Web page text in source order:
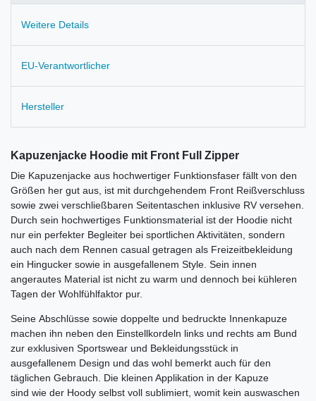
Weitere Details
EU-Verantwortlicher
Hersteller
Kapuzenjacke Hoodie mit Front Full Zipper
Die Kapuzenjacke aus hochwertiger Funktionsfaser fällt von den
Größen her gut aus, ist mit durchgehendem Front Reißverschluss
sowie zwei verschließbaren Seitentaschen inklusive RV versehen.
Durch sein hochwertiges Funktionsmaterial ist der Hoodie nicht
nur ein perfekter Begleiter bei sportlichen Aktivitäten, sondern
auch nach dem Rennen casual getragen als Freizeitbekleidung
ein Hingucker sowie in ausgefallenem Style. Sein innen
angerautes Material ist nicht zu warm und dennoch bei kühleren
Tagen der Wohlfühlfaktor pur.
Seine Abschlüsse sowie doppelte und bedruckte Innenkapuze
machen ihn neben den Einstellkordeln links und rechts am Bund
zur exklusiven Sportswear und Bekleidungsstück in
ausgefallenem Design und das wohl bemerkt auch für den
täglichen Gebrauch. Die kleinen Applikation in der Kapuze
sind wie der Hoody selbst voll sublimiert, womit kein auswaschen